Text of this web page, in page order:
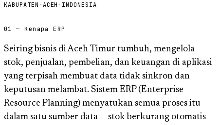
KABUPATEN ·ACEH · INDONESIA
01 — Kenapa ERP
Seiring bisnis di Aceh Timur tumbuh, mengelola
stok, penjualan, pembelian, dan keuangan di aplikasi
yang terpisah membuat data tidak sinkron dan
keputusan melambat. Sistem ERP (Enterprise
Resource Planning) menyatukan semua proses itu
dalam satu sumber data — stok berkurang otomatis